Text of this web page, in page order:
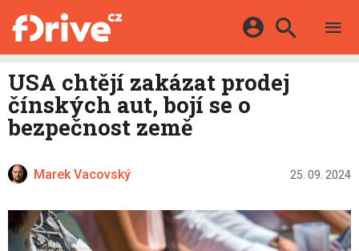
KATALOG
MAPA STANIC
VIDEA
DALŠÍ
HYBRIDY
E-MOTORSPORT
OSTATNÍ
Facebook Google
USA chtějí zakázat prodej
čínských aut, bojí se o
bezpečnost země
Marek Vacovský 25. 09. 2024